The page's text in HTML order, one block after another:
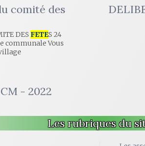
comité des
DES FETES 24
communale Vous
- 2022
Les rubriques du